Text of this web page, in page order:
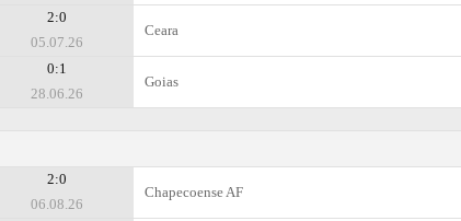
2:0
05.07.26
Ceara
0:1
28.06.26
Goias
2:0
06.08.26
Chapecoense AF